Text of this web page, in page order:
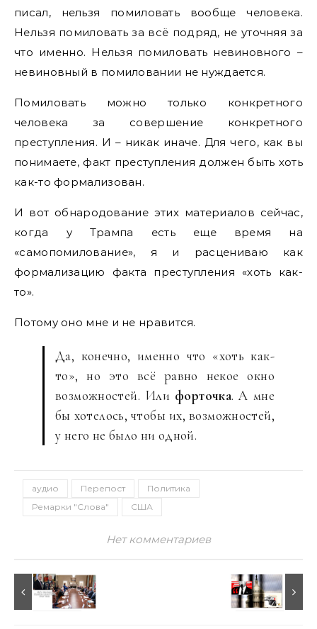
писал, нельзя помиловать вообще человека.
Нельзя помиловать за всё подряд, не уточняя за
что именно. Нельзя помиловать невиновного –
невиновный в помиловании не нуждается.
Помиловать можно только конкретного
человека за совершение конкретного
преступления. И – никак иначе. Для чего, как вы
понимаете, факт преступления должен быть хоть
как-то формализован.
И вот обнародование этих материалов сейчас,
когда у Трампа есть еще время на
«самопомилование», я и расцениваю как
формализацию факта преступления «хоть как-
то».
Потому оно мне и не нравится.
Да, конечно, именно что «хоть как-
то», но это всё равно некое окно
возможностей. Или форточка. А мне
бы хотелось, чтобы их, возможностей,
у него не было ни одной.
аудио Перепост
Политика
Ремарки "Слова"
США
Нет комментариев